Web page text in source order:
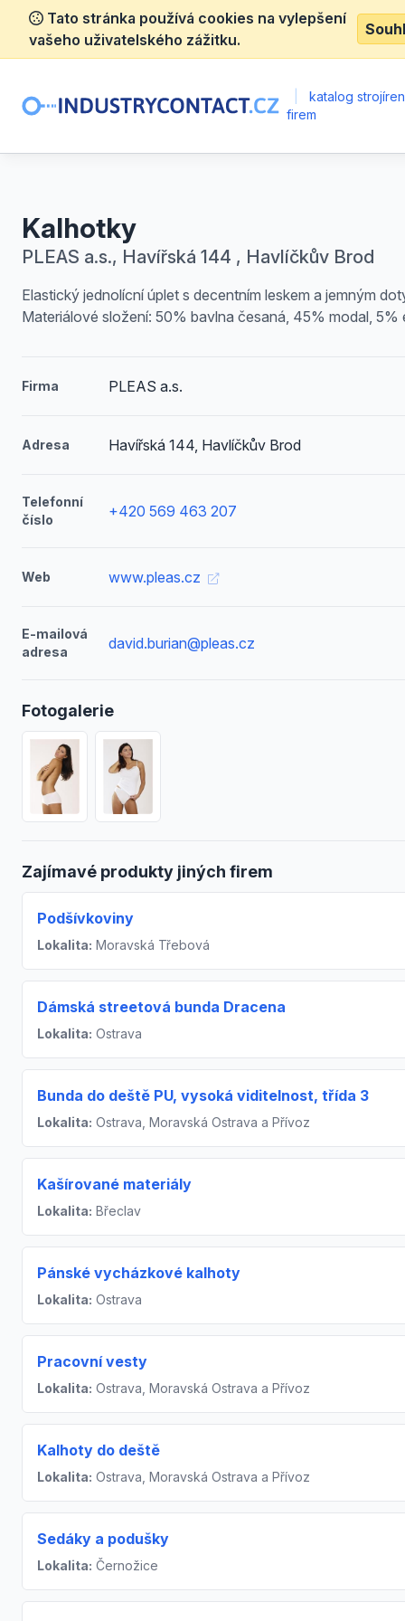
Tato stránka používá cookies na vylepšení
vašeho uživatelského zážitku.
katalog
firem
Kalhotky
PLEAS a.s., Havířská 144 , Havlíčkův Brod
Elastický jednolícní úplet s decentním leskem a jemným
Materiálové složení: 50% bavlna česaná, 45% modal, 5%
Firma PLEAS a.s.
Adresa Havířská 144, Havlíčkův Brod
Telefonní
číslo
+420 569 463 207
Web www.pleas.cz
E-mailová
adresa
david.burian@pleas.cz
Fotogalerie
Zajímavé produkty jiných firem
Podšívkoviny
Lokalita: Moravská Třebová
Dámská streetová bunda Dracena
Lokalita: Ostrava
Bunda do deště PU, vysoká viditelnost, třída 3
Lokalita: Ostrava, Moravská Ostrava a Přívoz
Kašírované materiály
Lokalita: Břeclav
Pánské vycházkové kalhoty
Lokalita: Ostrava
Pracovní vesty
Lokalita: Ostrava, Moravská Ostrava a Přívoz
Kalhoty do deště
Lokalita: Ostrava, Moravská Ostrava a Přívoz
Sedáky a podušky
Lokalita: Černožice